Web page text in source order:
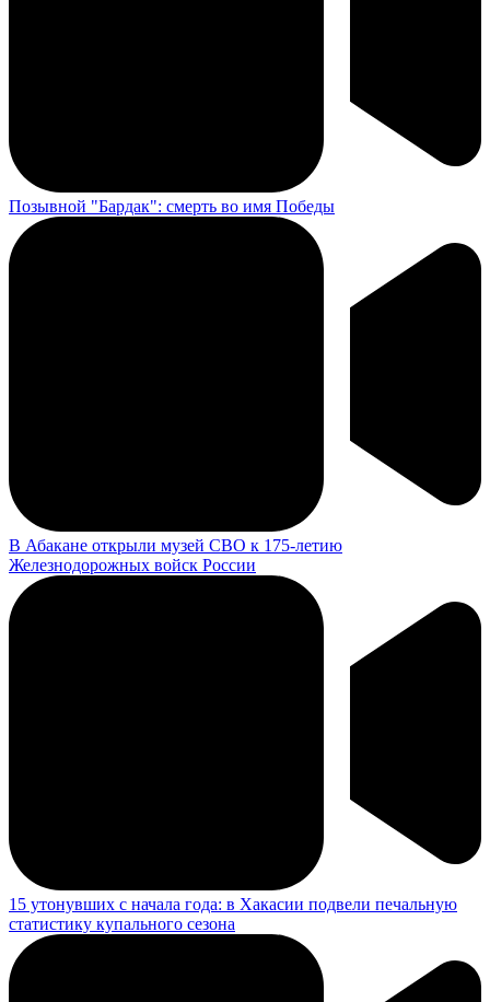
Позывной "Бардак": смерть во имя Победы
В Абакане открыли музей СВО к 175-летию
Железнодорожных войск России
15 утонувших с начала года: в Хакасии подвели печальную
статистику купального сезона